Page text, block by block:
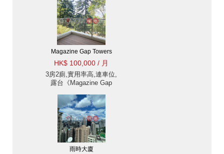
Magazine Gap Towers
HK$ 100,000 / 月
3房2廁,實用率高,連車位,
露台《Magazine Gap
雨時大廈